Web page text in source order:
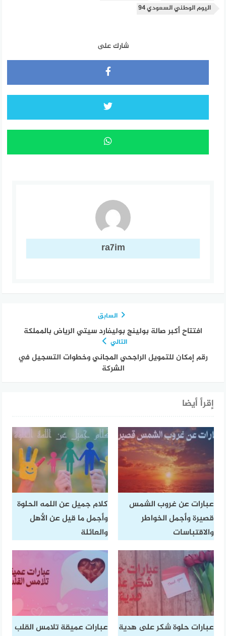
اليوم الوطني السعودي 94
شارك على
ra7im
السابق
افتتاح أكبر صالة بولينج بوليفارد سيتي الرياض بالمملكة
التالي
رقم إمكان للتمويل الراجحي المجاني وخطوات التسجيل في
الشركة
إقرأ أيضا
عبارات عن غروب الشمس
قصيرة وأجمل الخواطر
والاقتباسات
كلام جميل عن اللمه الحلوة
وأجمل ما قيل عن الأهل
والعائلة
عبارات حلوة شكر على هدية
عبارات عميقة تلامس القلب